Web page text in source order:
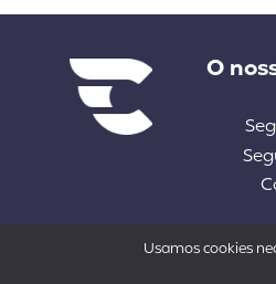
Liens divers O
Usamos cookies